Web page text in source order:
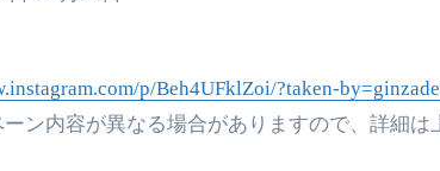
p/Beh4UFklZoi/?taken-
ン内容が異なる場合がありますので、詳細は